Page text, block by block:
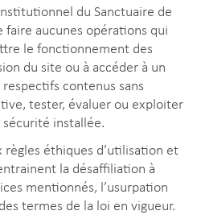
du Sanctuaire de
faire aucunes opérations qui
le fonctionnement des
du site ou à accéder à un
contenus sans
tester, évaluer ou exploiter
installée.
règles éthiques d’utilisation et
la désaffiliation à
mentionnés, l’usurpation
termes de la loi en vigueur.